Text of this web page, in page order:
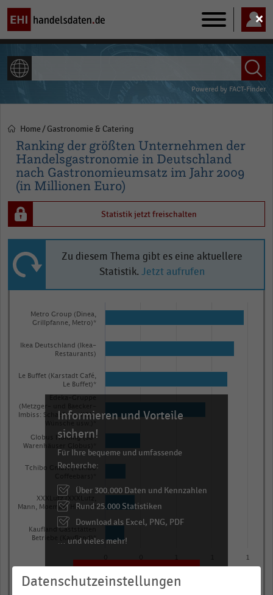
Main
navigation
Powered by FACT-Finder
Pfadnavigation
Home Gastronomie & Catering
Ranking der größten Unternehmen der
Handelsgastronomie in Deutschland
nach Gastronomieumsatz im Jahr 2009
(in Millionen Euro)
Statistik jetzt freischalten
Zu diesem Thema gibt es eine aktuellere
Statistik. Jetzt aufrufen
chart
The
has
1
axis
displaying
Range:
8
categories.
has
graphic.
Nettoumsatz in Millionen Euro
Metro Group (Dinea,
Grillpfanne, Metro)*
Ikea Deutschland (Ikea-
Restaurants)
Le Buffet (Karstadt Café,
Le Buffet)*
(Metzger- und Baecker-
Imbiss: Schaefer's, K&U,
Globus Holding (SB-
Warenhäuser Globus)*
Tchibo GmbH (Tchibo
XXXLutz (XXXLutz,
Mann, Moemax, Hiendl)*
Kaufland Gaststätten
Betriebe (Kaufland)*
1
Informieren und Vorteile
sichern!
Für Ihre bequeme und umfassende
Recherche:
Über 300.000 Daten und Kennzahlen
Rund 25.000 Statistiken
Download als Excel, PNG, PDF
… und vieles mehr!
Datenschutzeinstellungen